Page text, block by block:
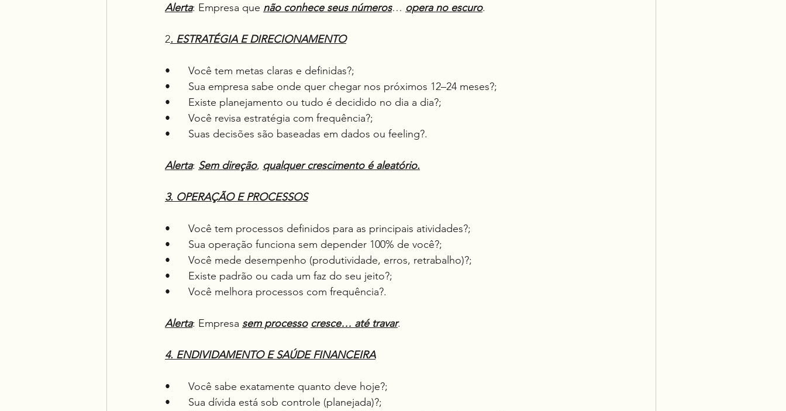
Alerta: Empresa que não conhece seus números… opera no escuro.
2. ESTRATÉGIA E DIRECIONAMENTO
•	Você tem metas claras e definidas?;
•	Sua empresa sabe onde quer chegar nos próximos 12–24 meses?;
•	Existe planejamento ou tudo é decidido no dia a dia?;
•	Você revisa estratégia com frequência?;
•	Suas decisões são baseadas em dados ou feeling?.
Alerta: Sem direção, qualquer crescimento é aleatório.
3. OPERAÇÃO E PROCESSOS
•	Você tem processos definidos para as principais atividades?;
•	Sua operação funciona sem depender 100% de você?;
•	Você mede desempenho (produtividade, erros, retrabalho)?;
•	Existe padrão ou cada um faz do seu jeito?;
•	Você melhora processos com frequência?.
Alerta: Empresa sem processo cresce… até travar.
4. ENDIVIDAMENTO E SAÚDE FINANCEIRA
•	Você sabe exatamente quanto deve hoje?;
•	Sua dívida está sob controle (planejada)?;